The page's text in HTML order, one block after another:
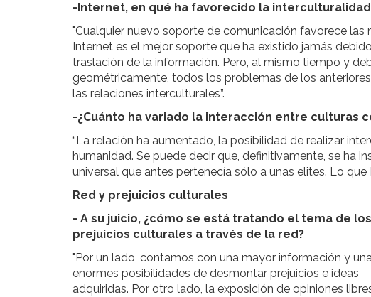
-Internet, en qué ha favorecido la
"Cualquier nuevo soporte de comunicación favorece las
Internet es el mejor soporte que ha existido jamás
traslación de la información. Pero, al mismo tiempo y
geométricamente, todos los problemas de los
las relaciones interculturales”.
-¿Cuánto ha variado la interacción entre culturas
“La relación ha aumentado, la posibilidad de realizar
humanidad. Se puede decir que, definitivamente, se ha
universal que antes pertenecía sólo a unas elites. Lo que
Red y prejuicios culturales
- A su juicio, ¿cómo se está tratando el tema de los
prejuicios culturales a través de la red?
"Por un lado, contamos con una mayor información y
enormes posibilidades de desmontar prejuicios e ideas
adquiridas. Por otro lado, la exposición de opiniones